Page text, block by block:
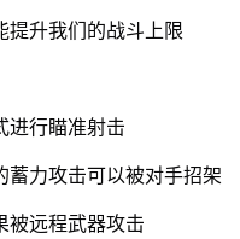
提升我们的战斗上限
进行瞄准射击
蓄力攻击可以被对手招架
被远程武器攻击